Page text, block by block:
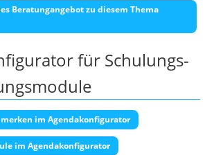
Beratungangebot zu diesem Thema
für Schulungs-
im Agendakonfigurator
im Agendakonfigurator